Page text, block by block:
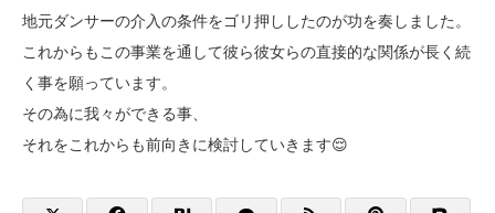
地元ダンサーの介入の条件をゴリ押ししたのが功を奏しました。
これからもこの事業を通して彼ら彼女らの直接的な関係が長く続
く事を願っています。
その為に我々ができる事、
それをこれからも前向きに検討していきます😌